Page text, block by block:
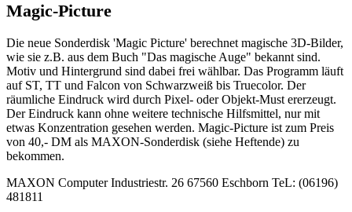
Magic-Picture
Die neue Sonderdisk 'Magic Picture' berechnet magische 3D-Bilder,
wie sie z.B. aus dem Buch "Das magische Auge" bekannt sind.
Motiv und Hintergrund sind dabei frei wählbar. Das Programm läuft
auf ST, TT und Falcon von Schwarzweiß bis Truecolor. Der
räumliche Eindruck wird durch Pixel- oder Objekt-Must ererzeugt.
Der Eindruck kann ohne weitere technische Hilfsmittel, nur mit
etwas Konzentration gesehen werden. Magic-Picture ist zum Preis
von 40,- DM als MAXON-Sonderdisk (siehe Heftende) zu
bekommen.
MAXON Computer Industriestr. 26 67560 Eschborn TeL: (06196)
481811